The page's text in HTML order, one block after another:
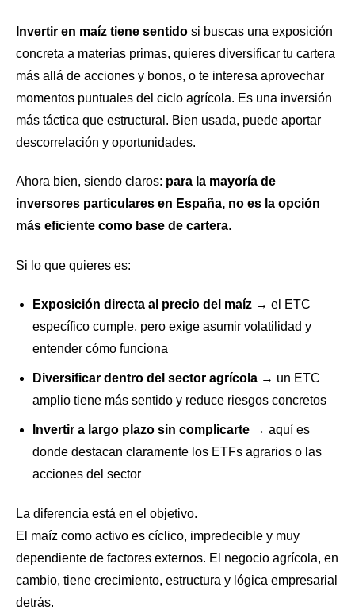
Invertir en maíz tiene sentido si buscas una exposición
concreta a materias primas, quieres diversificar tu cartera
más allá de acciones y bonos, o te interesa aprovechar
momentos puntuales del ciclo agrícola. Es una inversión
más táctica que estructural. Bien usada, puede aportar
descorrelación y oportunidades.
Ahora bien, siendo claros: para la mayoría de
inversores particulares en España, no es la opción
más eficiente como base de cartera.
Si lo que quieres es:
Exposición directa al precio del maíz→ el ETC
específico cumple, pero exige asumir volatilidad y
entender cómo funciona
Diversificar dentro del sector agrícola→ un ETC
amplio tiene más sentido y reduce riesgos concretos
Invertir a largo plazo sin complicarte→ aquí es
donde destacan claramente los ETFs agrarios o las
acciones del sector
La diferencia está en el objetivo.
El maíz como activo es cíclico, impredecible y muy
dependiente de factores externos. El negocio agrícola, en
cambio, tiene crecimiento, estructura y lógica empresarial
detrás.